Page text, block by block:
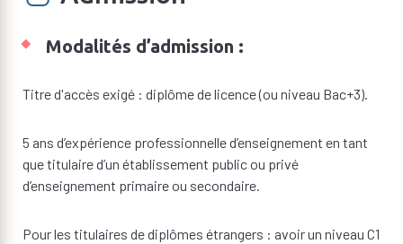
Modalités d’admission :
Titre d'accès exigé : diplôme de licence (ou niveau Bac+3).
5 ans d’expérience professionnelle d’enseignement en tant
que titulaire d’un établissement public ou privé
d’enseignement primaire ou secondaire.
Pour les titulaires de diplômes étrangers : avoir un niveau C1